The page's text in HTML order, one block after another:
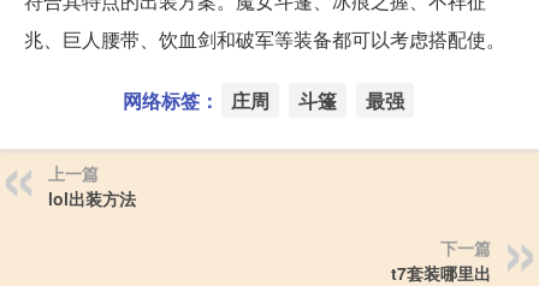
兆、巨人腰带、饮血剑和破军等装备都可以考虑搭配使。
网络标签： 庄周 斗篷 最强
上一篇
lol出装方法
下一篇
t7套装哪里出